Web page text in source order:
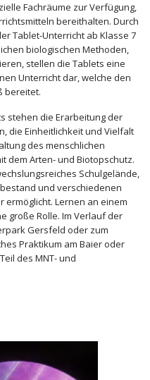
Fachräume zur Verfügung,
bereithalten. Durch
Tablet-Unterricht ab Klasse 7
biologischen Methoden,
stellen die Tablets eine
Unterricht dar, welche den
bereitet.
stehen die Erarbeitung der
die Einheitlichkeit und Vielfalt
des menschlichen
dem Arten- und Biotopschutz.
Schulgelände,
und verschiedenen
ermöglicht. Lernen an einem
große Rolle. Im Verlauf der
Gersfeld oder zum
Praktikum am Baier oder
des MNT- und